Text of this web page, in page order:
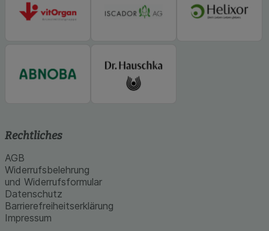
Rechtliches
AGB
Widerrufsbelehrung
und Widerrufsformular
Datenschutz
Barrierefreiheitserklärung
Impressum